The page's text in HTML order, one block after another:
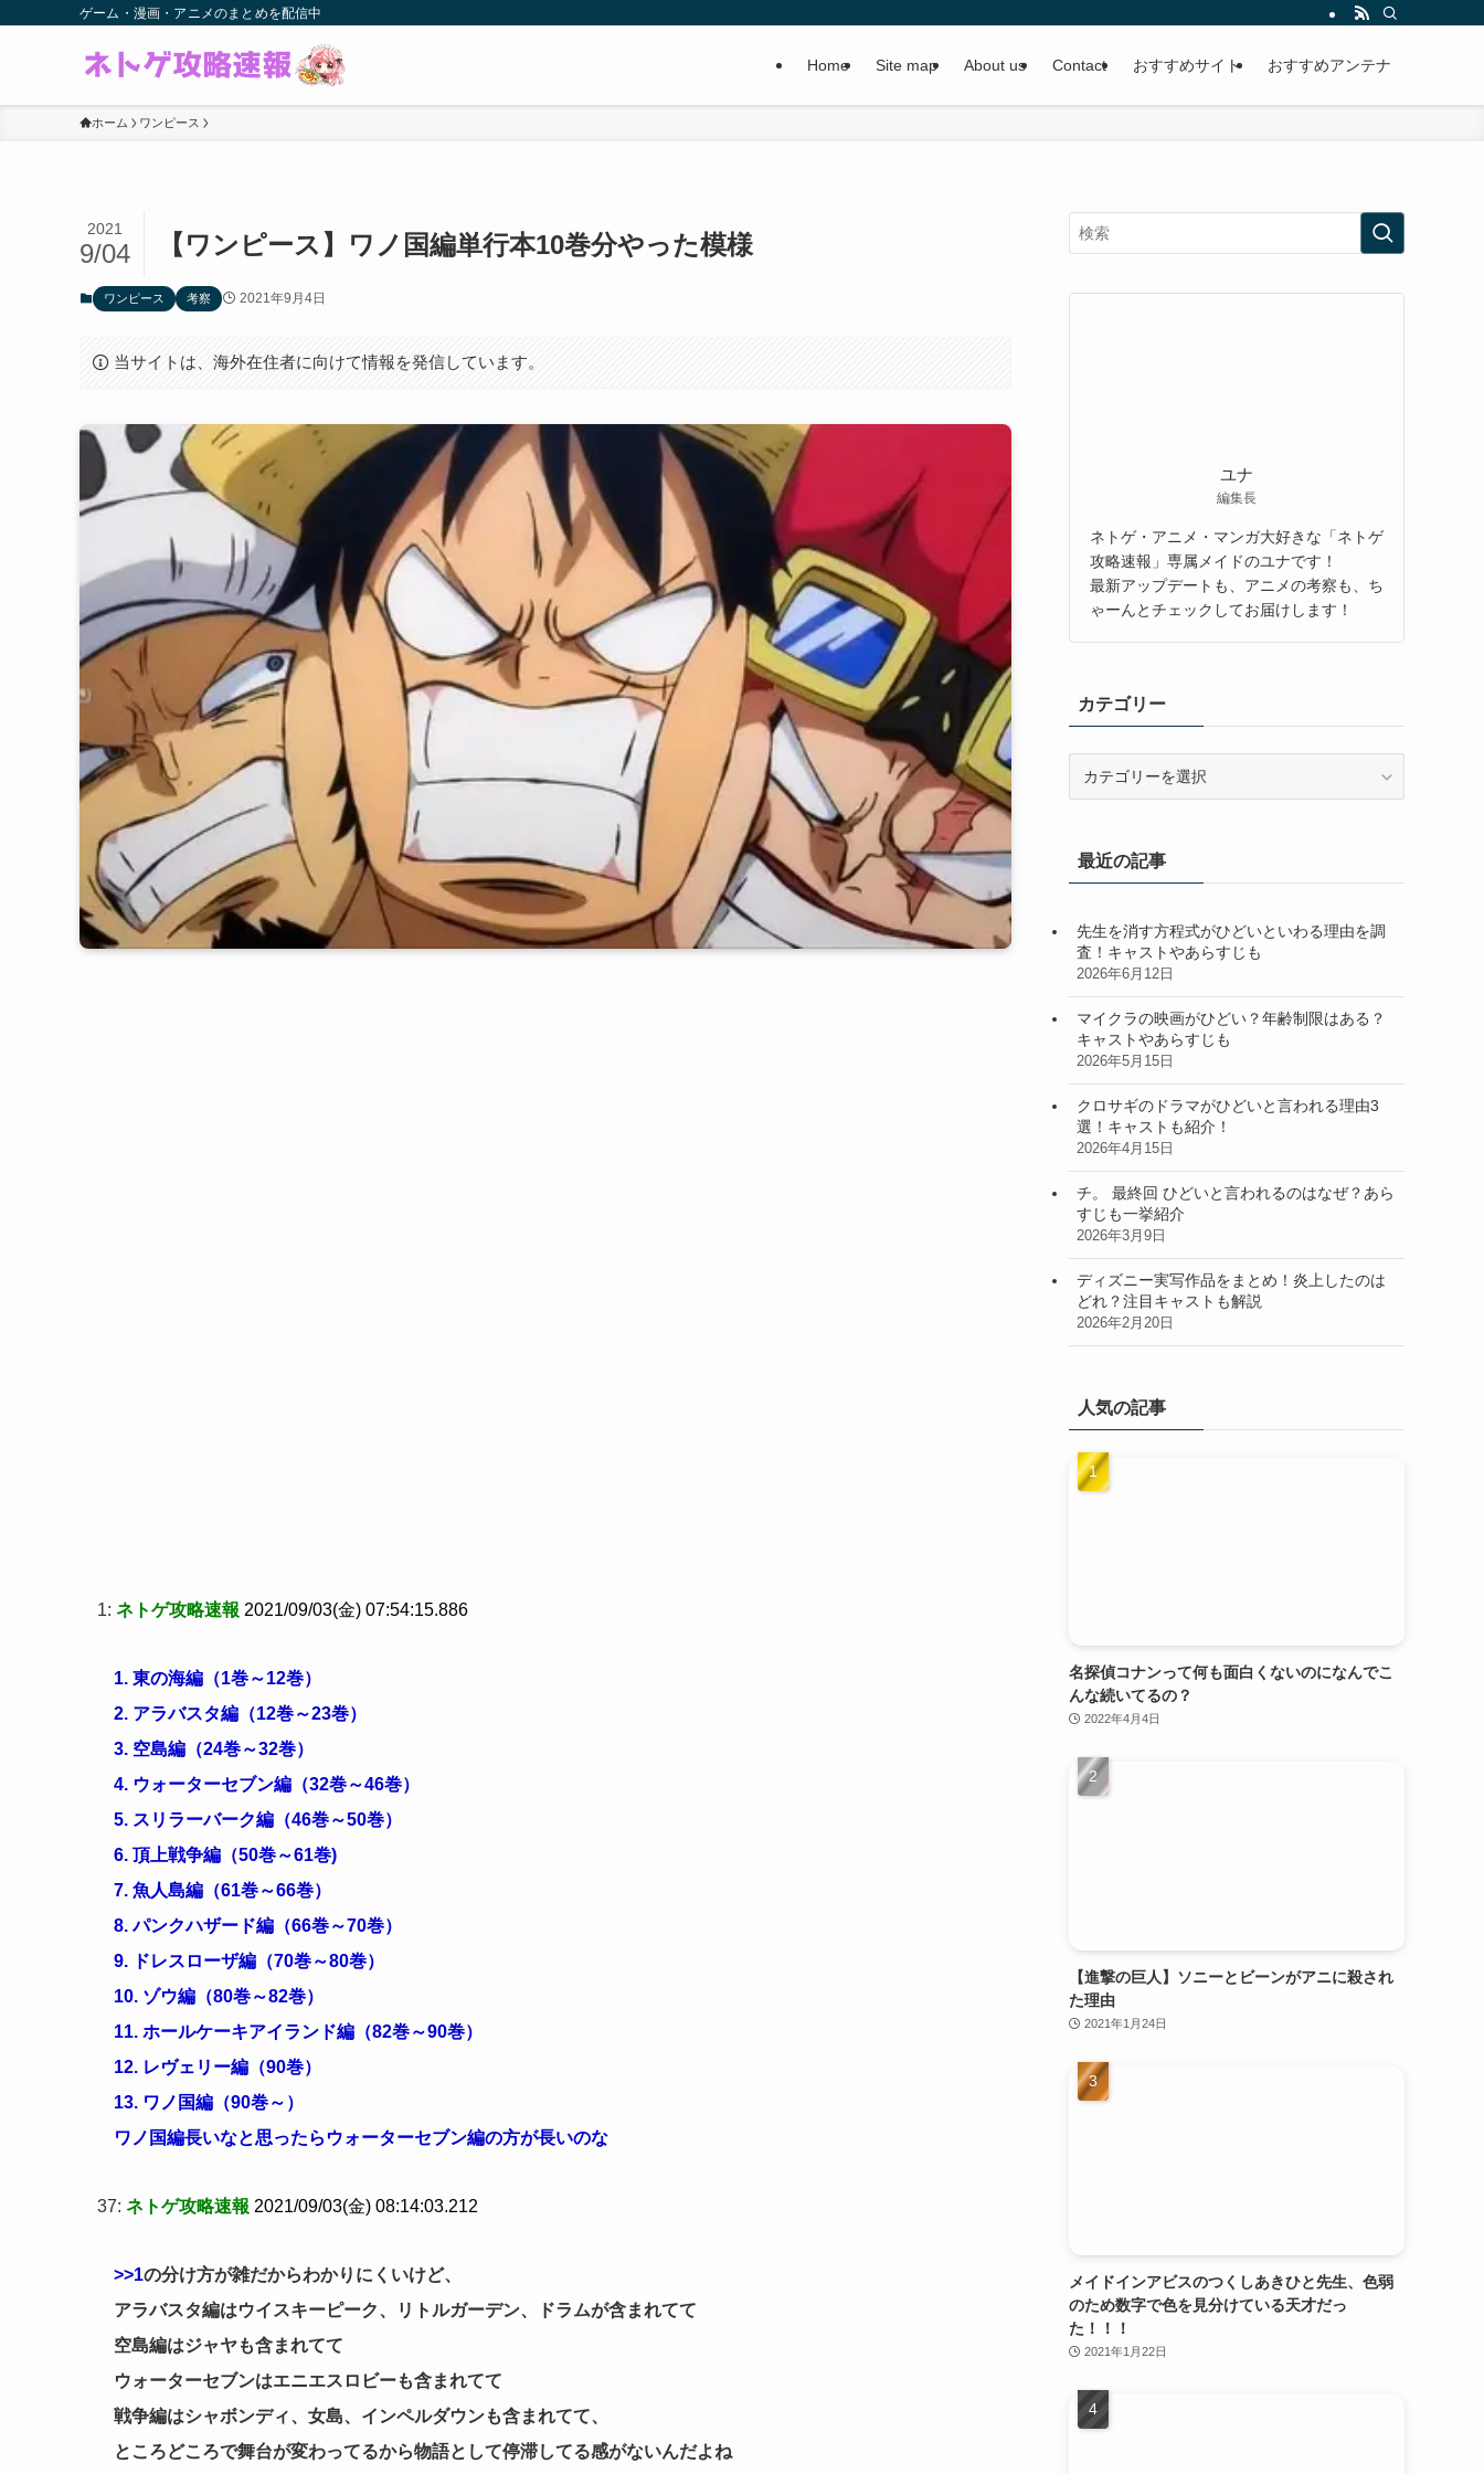
ゲーム・漫画・アニメのまとめを配信中
Home Site map About us Contact おすすめサイト おすすめアンテナ
ホーム ワンピース
【ワンピース】ワノ国編単行本10巻分やった模様
2021
9/04
ワンピース 考察 2021年9月4日
当サイトは、海外在住者に向けて情報を発信しています。
1: ネトゲ攻略速報 2021/09/03(金) 07:54:15.886
1. 東の海編（1巻～12巻）
2. アラバスタ編（12巻～23巻）
3. 空島編（24巻～32巻）
4. ウォーターセブン編（32巻～46巻）
5. スリラーバーク編（46巻～50巻）
6. 頂上戦争編（50巻～61巻)
7. 魚人島編（61巻～66巻）
8. パンクハザード編（66巻～70巻）
9. ドレスローザ編（70巻～80巻）
10. ゾウ編（80巻～82巻）
11. ホールケーキアイランド編（82巻～90巻）
12. レヴェリー編（90巻）
13. ワノ国編（90巻～）
ワノ国編長いなと思ったらウォーターセブン編の方が長いのな
37: ネトゲ攻略速報 2021/09/03(金) 08:14:03.212
>>1の分け方が雑だからわかりにくいけど、
アラバスタ編はウイスキーピーク、リトルガーデン、ドラムが含まれてて
空島編はジャヤも含まれてて
ウォーターセブンはエニエスロビーも含まれてて
戦争編はシャボンディ、女島、インペルダウンも含まれてて、
ところどころで舞台が変わってるから物語として停滞してる感がないんだよね
ユナ
編集長
ネトゲ・アニメ・マンガ大好きな「ネトゲ
攻略速報」専属メイドのユナです！
最新アップデートも、アニメの考察も、ち
ゃーんとチェックしてお届けします！
カテゴリー
ー最近の記事
先生を消す方程式がひどいといわる理由を調
査！キャストやあらすじも
2026年6月12日
マイクラの映画がひどい？年齢制限はある？
キャストやあらすじも
2026年5月15日
クロサギのドラマがひどいと言われる理由3
選！キャストも紹介！
2026年4月15日
チ。 最終回 ひどいと言われるのはなぜ？あら
すじも一挙紹介
2026年3月9日
ディズニー実写作品をまとめ！炎上したのは
どれ？注目キャストも解説
2026年2月20日
人気の記事
名探偵コナンって何も面白くないのになんでこ
んな続いてるの？
2022年4月4日
【進撃の巨人】ソニーとビーンがアニに殺され
た理由
2021年1月24日
メイドインアビスのつくしあきひと先生、色弱
のため数字で色を見分けている天才だっ
た！！！
2021年1月22日